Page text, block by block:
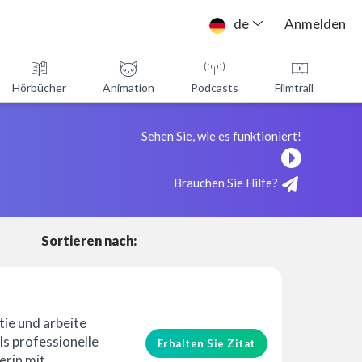
de Anmelden
Hörbücher Animation Podcasts Filmtrailer
Sehen Sie, wie es funktioniert!
Brauchen Sie Hilfe?
Sortieren nach:
und arbeite
professionelle
Erhalten Sie Zitat